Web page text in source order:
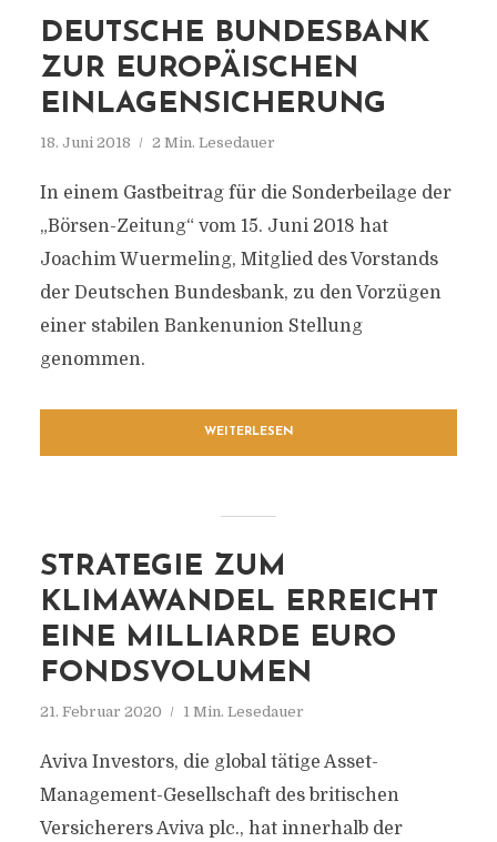
DEUTSCHE BUNDESBANK
ZUR EUROPÄISCHEN
EINLAGENSICHERUNG
18. Juni 2018 2 Min. Lesedauer
In einem Gastbeitrag für die Sonderbeilage der
„Börsen-Zeitung“ vom 15. Juni 2018 hat
Joachim Wuermeling, Mitglied des Vorstands
der Deutschen Bundesbank, zu den Vorzügen
einer stabilen Bankenunion Stellung
genommen.
WEITERLESEN
STRATEGIE ZUM
KLIMAWANDEL ERREICHT
EINE MILLIARDE EURO
FONDSVOLUMEN
21. Februar 2020 1 Min. Lesedauer
Aviva Investors, die global tätige Asset-
Management-Gesellschaft des britischen
Versicherers Aviva plc., hat innerhalb der